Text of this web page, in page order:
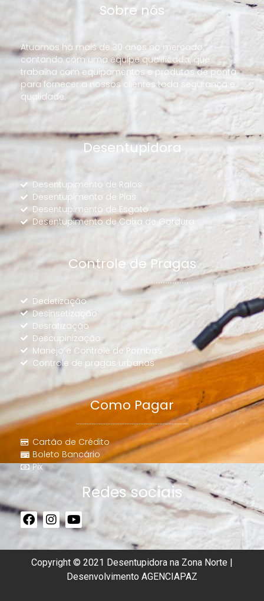
Sobre nós
Atuamos há mais de 30 anos no mercado,
contando com uma equipe qualificada, que
trabalha com equipamentos e produtos de ponta
para fornecer a nossos clientes toda segurança e
qualidade.
Desentupidora
Desentupimento de Ralos
Desentupimento de Pias
Desentupimento de Esgoto
Desentupimento de Caixa de Gordura
Controle de Pragas
Dedetização
Desinsetização
Desratização
Descupinização
Manejo e Controle de Pombos
Controle de pragas urbanas
Como Pagar
Cartão de Crédito
Boleto Bancário
Pix
Redes sociais
Copyright © 2021 Desentupidora na Zona Norte |
Desenvolvimento AGENCIAPAZ